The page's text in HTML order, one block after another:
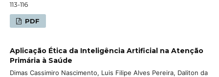
113-116
PDF
Aplicação Ética da Inteligência Artificial na Atenção
Primária à Saúde
Dimas Cassimiro Nascimento, Luis Filipe Alves Pereira, Daliton da